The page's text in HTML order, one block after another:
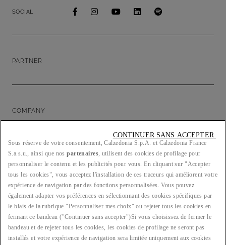
SOCIAL
PARTNER
COMPANY
LEGAL/PRIVACY
PAYS : FR
Sous réserve de votre consentement, Calzedonia S.p.A. et Calzedonia France
S.a.s.u., ainsi que nospartenaires, utilisent des cookies de profilage pour
personnaliser le contenu et les publicités pour vous. En cliquant sur "Accepter
tous les cookies", vous acceptez l'installation de ces traceurs qui améliorent votre
expérience de navigation par des fonctions personnalisées. Vous pouvez
également adapter vos préférences en sélectionnant des cookies spécifiques par
le biais de la rubrique "Personnaliser mes choix" ou rejeter tous les cookies en
fermant ce bandeau ("Continuer sans accepter")​ Si vous choisissez de fermer le
bandeau et de rejeter tous les cookies, les cookies de profilage ne seront pas
installés et votre expérience de navigation sera limitée uniquement aux cookies
CONTINUER SANS ACCEPTER